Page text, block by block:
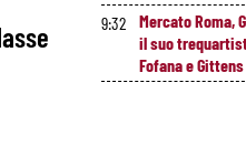
9:32
Mercato Roma,
il suo
Fofana e Gittens